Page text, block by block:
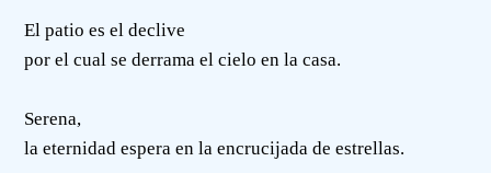
El patio es el declive
por el cual se derrama el cielo en la casa.
Serena,
la eternidad espera en la encrucijada de estrellas.